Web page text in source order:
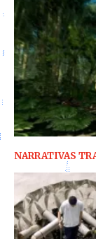
NARRATIVAS